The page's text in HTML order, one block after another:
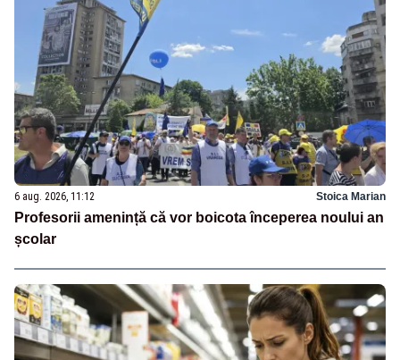
6 aug. 2026, 11:12 Stoica Marian
Profesorii amenință că vor boicota începerea noului an
școlar